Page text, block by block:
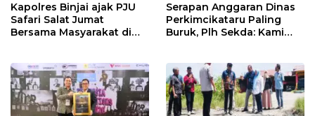
Kapolres Binjai ajak PJU
Safari Salat Jumat
Bersama Masyarakat di
Serapan Anggaran Dinas
Perkimcikataru Paling
Buruk, Plh Sekda: Kami